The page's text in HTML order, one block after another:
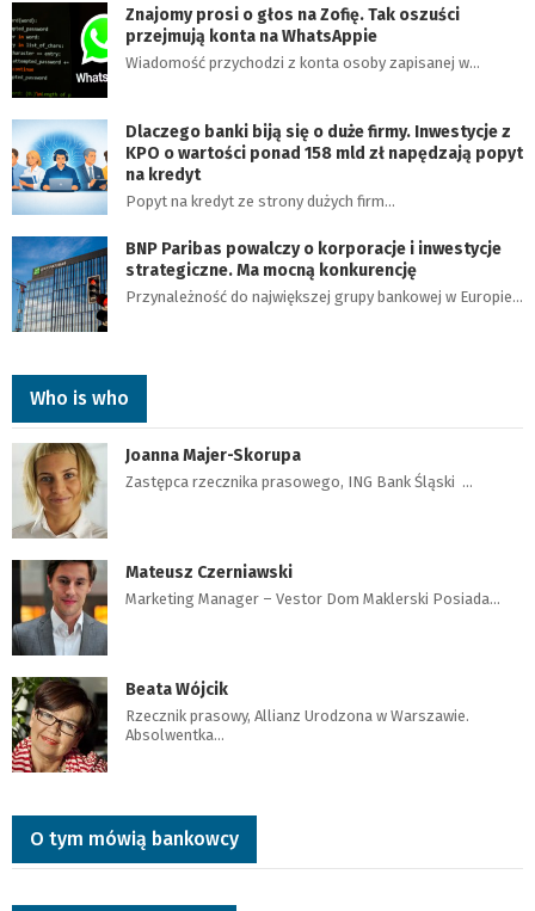
Znajomy prosi o głos na Zofię. Tak oszuści
przejmują konta na WhatsAppie
Wiadomość przychodzi z konta osoby zapisanej w…
Dlaczego banki biją się o duże firmy. Inwestycje z
KPO o wartości ponad 158 mld zł napędzają popyt
na kredyt
Popyt na kredyt ze strony dużych firm…
BNP Paribas powalczy o korporacje i inwestycje
strategiczne. Ma mocną konkurencję
Przynależność do największej grupy bankowej w Europie…
Who is who
Joanna Majer-Skorupa
Zastępca rzecznika prasowego, ING Bank Śląski …
Mateusz Czerniawski
Marketing Manager – Vestor Dom Maklerski Posiada…
Beata Wójcik
Rzecznik prasowy, Allianz Urodzona w Warszawie.
Absolwentka…
O tym mówią bankowcy